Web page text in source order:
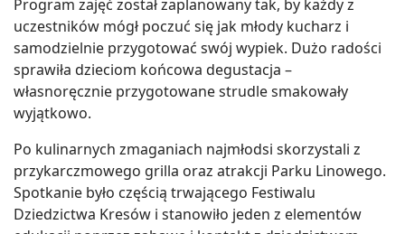
Program zajęć został zaplanowany tak, by każdy z
uczestników mógł poczuć się jak młody kucharz i
samodzielnie przygotować swój wypiek. Dużo radości
sprawiła dzieciom końcowa degustacja –
własnoręcznie przygotowane strudle smakowały
wyjątkowo.
Po kulinarnych zmaganiach najmłodsi skorzystali z
przykarczmowego grilla oraz atrakcji Parku Linowego.
Spotkanie było częścią trwającego Festiwalu
Dziedzictwa Kresów i stanowiło jeden z elementów